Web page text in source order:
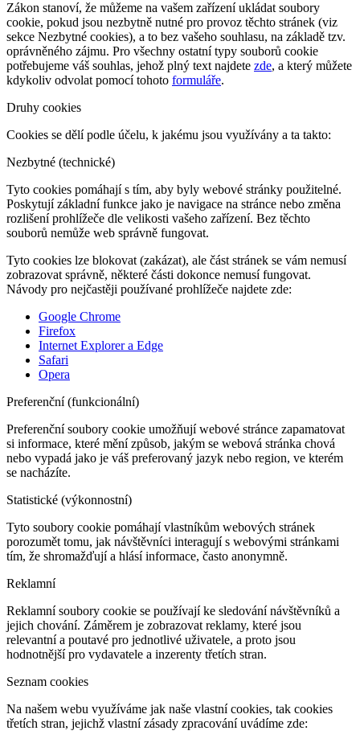
Zákon stanoví, že můžeme na vašem zařízení ukládat soubory
cookie, pokud jsou nezbytně nutné pro provoz těchto stránek (viz
sekce Nezbytné cookies), a to bez vašeho souhlasu, na základě tzv.
oprávněného zájmu. Pro všechny ostatní typy souborů cookie
potřebujeme váš souhlas, jehož plný text najdete zde, a který můžete
kdykoliv odvolat pomocí tohoto formuláře.
Druhy cookies
Cookies se dělí podle účelu, k jakému jsou využívány a ta takto:
Nezbytné (technické)
Tyto cookies pomáhají s tím, aby byly webové stránky použitelné.
Poskytují základní funkce jako je navigace na stránce nebo změna
rozlišení prohlížeče dle velikosti vašeho zařízení. Bez těchto
souborů nemůže web správně fungovat.
Tyto cookies lze blokovat (zakázat), ale část stránek se vám nemusí
zobrazovat správně, některé části dokonce nemusí fungovat.
Návody pro nejčastěji používané prohlížeče najdete zde:
Google Chrome
Firefox
Internet Explorer a Edge
Safari
Opera
Preferenční (funkcionální)
Preferenční soubory cookie umožňují webové stránce zapamatovat
si informace, které mění způsob, jakým se webová stránka chová
nebo vypadá jako je váš preferovaný jazyk nebo region, ve kterém
se nacházíte.
Statistické (výkonnostní)
Tyto soubory cookie pomáhají vlastníkům webových stránek
porozumět tomu, jak návštěvníci interagují s webovými stránkami
tím, že shromažďují a hlásí informace, často anonymně.
Reklamní
Reklamní soubory cookie se používají ke sledování návštěvníků a
jejich chování. Záměrem je zobrazovat reklamy, které jsou
relevantní a poutavé pro jednotlivé uživatele, a proto jsou
hodnotnější pro vydavatele a inzerenty třetích stran.
Seznam cookies
Na našem webu využíváme jak naše vlastní cookies, tak cookies
třetích stran, jejichž vlastní zásady zpracování uvádíme zde: